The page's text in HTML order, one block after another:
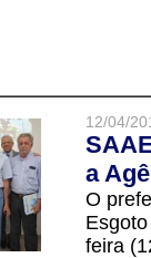
12/04/
a
O
feira